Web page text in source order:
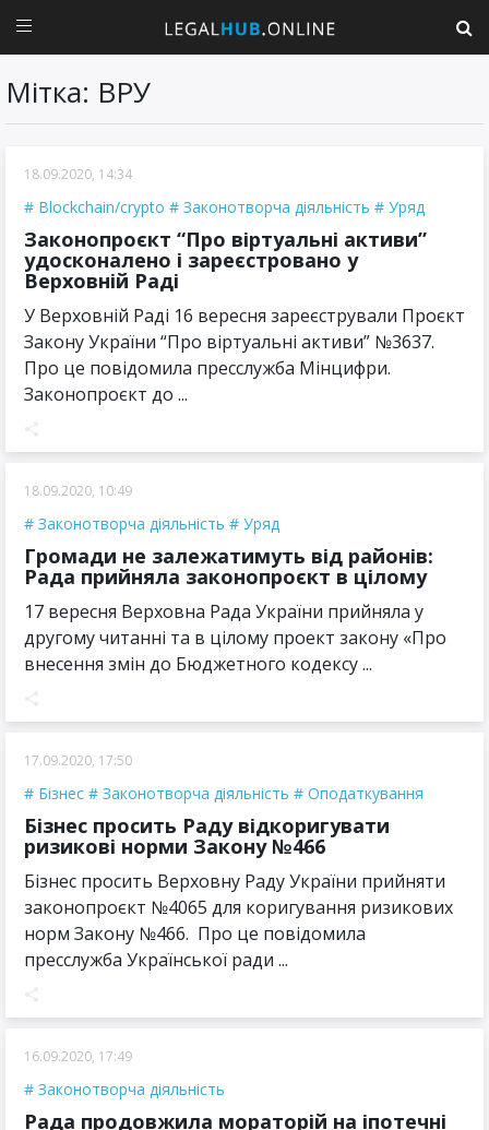
Мітка: ВРУ
18.09.2020, 14:34
Blockchain/crypto Законотворча діяльність Уряд
Законопроєкт “Про віртуальні активи”
удосконалено і зареєстровано у
Верховній Раді
У Верховній Раді 16 вересня зареєстрували Проєкт
Закону України “Про віртуальні активи” №3637.
Про це повідомила пресслужба Мінцифри.
Законопроєкт до ...
18.09.2020, 10:49
Законотворча діяльність Уряд
Громади не залежатимуть від районів:
Рада прийняла законопроєкт в цілому
17 вересня Верховна Рада України прийняла у
другому читанні та в цілому проект закону «Про
внесення змін до Бюджетного кодексу ...
17.09.2020, 17:50
Бізнес Законотворча діяльність Оподаткування
Бізнес просить Раду відкоригувати
ризикові норми Закону №466
Бізнес просить Верховну Раду України прийняти
законопроєкт №4065 для коригування ризикових
норм Закону №466. Про це повідомила
пресслужба Української ради ...
16.09.2020, 17:49
Законотворча діяльність
Рада продовжила мораторій на іпотечні